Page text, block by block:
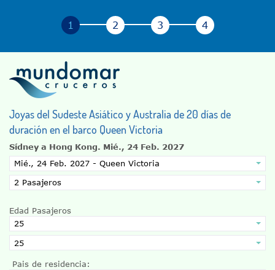
Joyas del Sudeste Asiático y Australia de 20 días de
duración en el barco Queen Victoria
Sídney a Hong Kong. Mié., 24 Feb. 2027
Edad Pasajeros
Pais de residencia: